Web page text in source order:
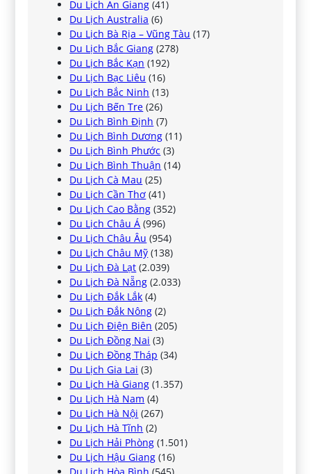
Du Lịch An Giang (41)
Du Lịch Australia (6)
Du Lịch Bà Rịa – Vũng Tàu (17)
Du Lịch Bắc Giang (278)
Du Lịch Bắc Kạn (192)
Du Lịch Bạc Liêu (16)
Du Lịch Bắc Ninh (13)
Du Lịch Bến Tre (26)
Du Lịch Bình Định (7)
Du Lịch Bình Dương (11)
Du Lịch Bình Phước (3)
Du Lịch Bình Thuận (14)
Du Lịch Cà Mau (25)
Du Lịch Cần Thơ (41)
Du Lịch Cao Bằng (352)
Du Lịch Châu Á (996)
Du Lịch Châu Âu (954)
Du Lịch Châu Mỹ (138)
Du Lịch Đà Lạt (2.039)
Du Lịch Đà Nẵng (2.033)
Du Lịch Đắk Lắk (4)
Du Lịch Đắk Nông (2)
Du Lịch Điện Biên (205)
Du Lịch Đồng Nai (3)
Du Lịch Đồng Tháp (34)
Du Lịch Gia Lai (3)
Du Lịch Hà Giang (1.357)
Du Lịch Hà Nam (4)
Du Lịch Hà Nội (267)
Du Lịch Hà Tĩnh (2)
Du Lịch Hải Phòng (1.501)
Du Lịch Hậu Giang (16)